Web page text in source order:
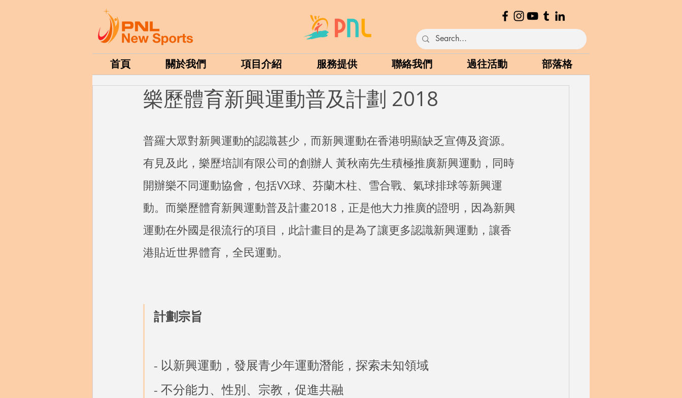
首頁 關於我們 項目介紹 服務提供 聯絡我們 過往活動 部落格
樂歷體育新興運動普及計劃 2018
普羅大眾對新興運動的認識甚少，而新興運動在香港明顯缺乏宣傳及資源。
有見及此，樂歷培訓有限公司的創辦人 黃秋南先生積極推廣新興運動，同時
開辦樂不同運動協會，包括VX球、芬蘭木柱、雪合戰、氣球排球等新興運
動。而樂歷體育新興運動普及計畫2018，正是他大力推廣的證明，因為新興
運動在外國是很流行的項目，此計畫目的是為了讓更多認識新興運動，讓香
港貼近世界體育，全民運動。
計劃宗旨
- 以新興運動，發展青少年運動潛能，探索未知領域
- 不分能力、性別、宗教，促進共融